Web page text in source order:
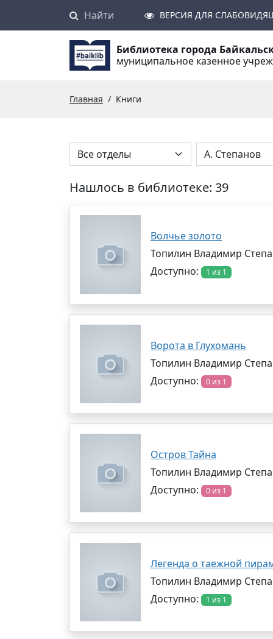
Нашлось в библиотеке: 39
Волчье золото
Топилин Владимир
Доступно:
1 из 1
Ворота в Глухомань
Топилин Владимир
Доступно:
0 из 1
Остров Тайна
Топилин Владимир
Доступно:
0 из 1
Легенда о таежной
Топилин Владимир
Доступно:
1 из 1
Поиск
Найти ВЕРСИЯ ДЛЯ
Библиотека города
муниципальное казенное
Главная Книги